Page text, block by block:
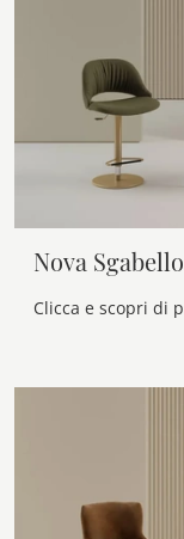
Nova Sgabello